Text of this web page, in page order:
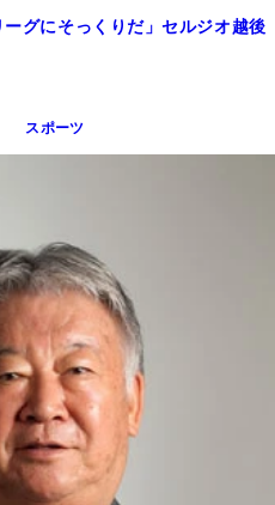
ーグにそっくりだ」セルジオ越後
スポーツ